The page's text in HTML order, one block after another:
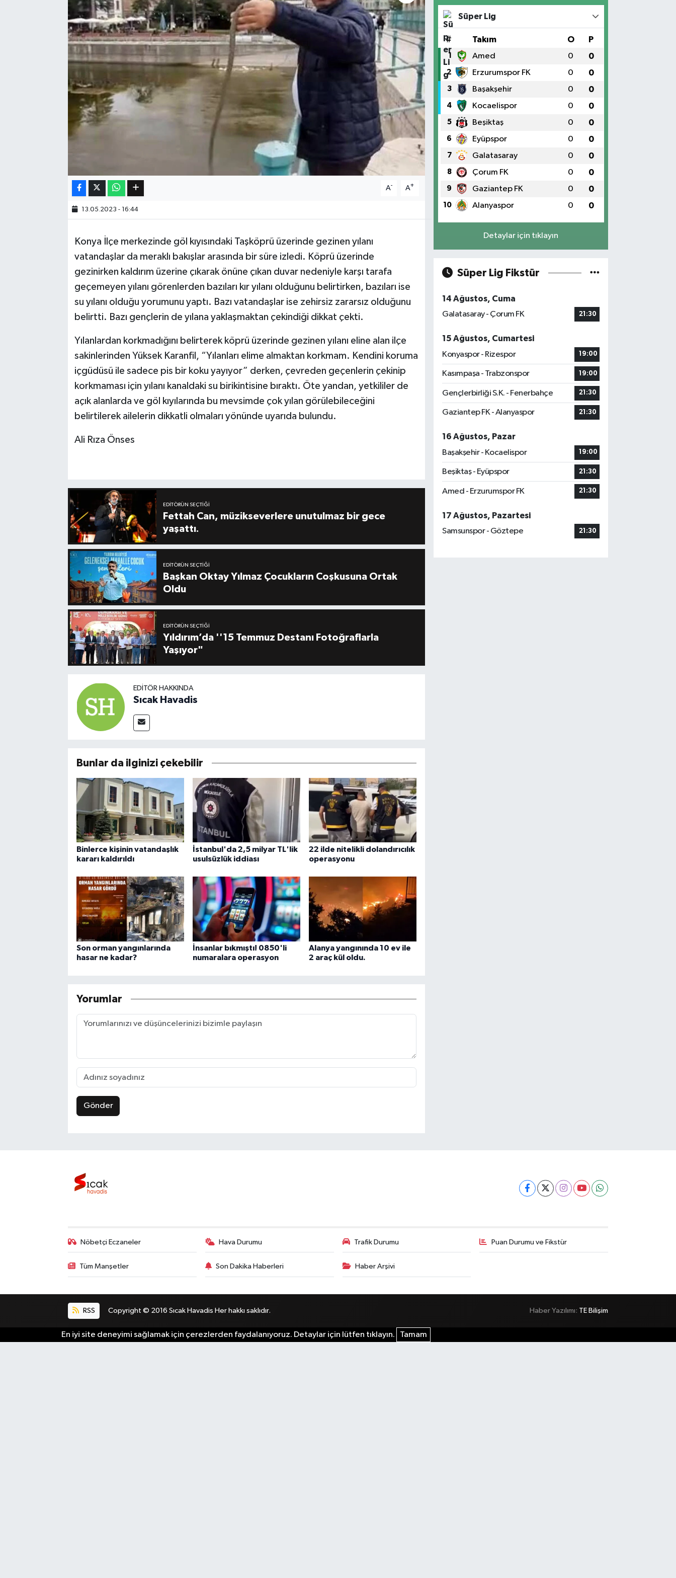
A- A+
13.05.2023 - 16:44
Konya İlçe merkezinde göl kıyısındaki Taşköprü üzerinde gezinen yılanı
vatandaşlar da meraklı bakışlar arasında bir süre izledi. Köprü üzerinde
gezinirken kaldırım üzerine çıkarak önüne çıkan duvar nedeniyle karşı tarafa
geçemeyen yılanı görenlerden bazıları kır yılanı olduğunu belirtirken, bazıları ise
su yılanı olduğu yorumunu yaptı. Bazı vatandaşlar ise zehirsiz zararsız olduğunu
belirtti. Bazı gençlerin de yılana yaklaşmaktan çekindiği dikkat çekti.
Yılanlardan korkmadığını belirterek köprü üzerinde gezinen yılanı eline alan ilçe
sakinlerinden Yüksek Karanfil, “Yılanları elime almaktan korkmam. Kendini koruma
içgüdüsü ile sadece pis bir koku yayıyor” derken, çevreden geçenlerin çekinip
korkmaması için yılanı kanaldaki su birikintisine bıraktı. Öte yandan, yetkililer de
açık alanlarda ve göl kıyılarında bu mevsimde çok yılan görülebileceğini
belirtilerek ailelerin dikkatli olmaları yönünde uyarıda bulundu.
Ali Rıza Önses
EDITÖRÜN SEÇTIĞI
Fettah Can, müzikseverlere unutulmaz bir gece
yaşattı.
EDITÖRÜN SEÇTIĞI
Başkan Oktay Yılmaz Çocukların Coşkusuna Ortak
Oldu
EDITÖRÜN SEÇTIĞI
Yıldırım’da ''15 Temmuz Destanı Fotoğraflarla
Yaşıyor"
EDITÖR HAKKINDA
Sıcak Havadis
Bunlar da ilginizi çekebilir
Binlerce kişinin vatandaşlık
kararı kaldırıldı
İstanbul'da 2,5 milyar TL'lik
usulsüzlük iddiası
22 ilde nitelikli dolandırıcılık
operasyonu
Son orman yangınlarında
hasar ne kadar?
İnsanlar bıkmıştı! 0850'li
numaralara operasyon
Alanya yangınında 10 ev ile
2 araç kül oldu.
Yorumlar
Gönder
Süper Lig
# Takım O P
1 Amed 0 0
2 Erzurumspor FK 0 0
3 Başakşehir 0 0
4 Kocaelispor 0 0
5 Beşiktaş 0 0
6 Eyüpspor 0 0
7 Galatasaray 0 0
8 Çorum FK 0 0
9 Gaziantep FK 0 0
10 Alanyaspor 0 0
Detaylar için tıklayın
Süper Lig Fikstür
14 Ağustos, Cuma
Galatasaray - Çorum FK
21:30
15 Ağustos, Cumartesi
Konyaspor - Rizespor
19:00
Kasımpaşa - Trabzonspor 19:00
Gençlerbirliği S.K. - Fenerbahçe 21:30
Gaziantep FK - Alanyaspor 21:30
16 Ağustos, Pazar
Başakşehir - Kocaelispor
19:00
Beşiktaş - Eyüpspor 21:30
Amed - Erzurumspor FK 21:30
17 Ağustos, Pazartesi
Samsunspor - Göztepe
21:30
Nöbetçi Eczaneler Hava Durumu Trafik Durumu Puan Durumu ve Fikstür
Tüm Manşetler Son Dakika Haberleri Haber Arşivi
RSS Copyright © 2016 Sıcak Havadis Her hakkı saklıdır. Haber Yazılımı: TE Bilişim
En iyi site deneyimi sağlamak için çerezlerden faydalanıyoruz. Detaylar için lütfen tıklayın. Tamam